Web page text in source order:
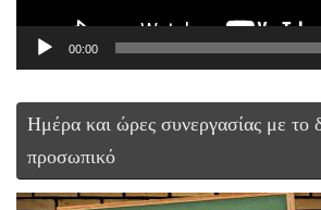
00:00
Ημέρα και ώρες συνεργασίας με το
προσωπικό